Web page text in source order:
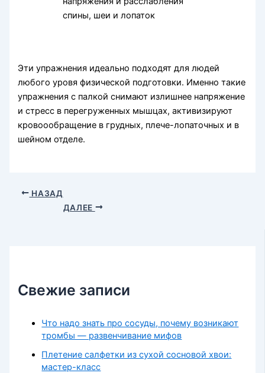
спины, шеи и лопаток
Эти упражнения идеально подходят для людей
любого уровя физической подготовки. Именно такие
упражнения с палкой снимают излишнее напряжение
и стресс в перегруженных мышцах, активизируют
кровоообращение в грудных, плече-лопаточных и в
шейном отделе.
НАЗАД
ДАЛЕЕ
Свежие записи
Что надо знать про сосуды, почему возникают
тромбы — развенчивание мифов
Плетение салфетки из сухой сосновой хвои:
мастер-класс